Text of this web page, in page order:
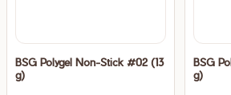
BSG Polygel Non-Stick #02 (13
g)
BSG
g)